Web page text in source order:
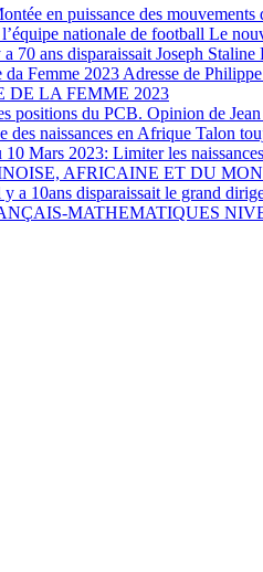
en puissance des mouvements
nationale de football Le
a 70 ans disparaissait Joseph
da Femme 2023 Adresse de
DE LA FEMME 2023
positions du PCB. Opinion de
naissances en Afrique Talon
Mars 2023: Limiter les
AFRICAINE ET DU
a 10ans disparaissait le grand
MATHEMATIQUES